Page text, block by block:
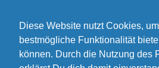
Diese Website nutzt Cookies, um
bestmögliche Funktionalität
können. Durch die Nutzung des